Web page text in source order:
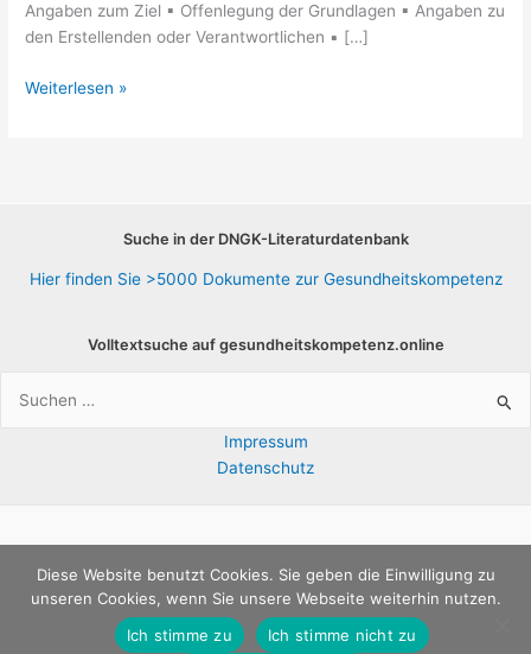
Angaben zum Ziel ▪ Offenlegung der Grundlagen ▪ Angaben zu
den Erstellenden oder Verantwortlichen ▪ […]
Gute
Weiterlesen »
Suche in der DNGK-Literaturdatenbank
Hier finden Sie >5000 Dokumente zur Gesundheitskompetenz
Volltextsuche auf gesundheitskompetenz.online
nach:
Impressum
Datenschutz
Copyright © 2026 E-Bibliothek |Deutsches Netzwerk
Gesundheitskompetenz e.V.
Diese Website benutzt Cookies. Sie geben die Einwilligung zu
unseren Cookies, wenn Sie unsere Webseite weiterhin nutzen.
Ich stimme zu
Ich stimme nicht zu